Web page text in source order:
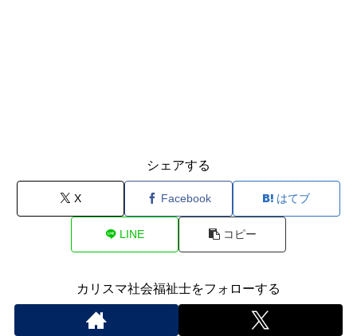
シェアする
X Facebook はてブ
LINE コピー
カリスマ社会福祉士をフォローする